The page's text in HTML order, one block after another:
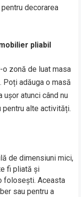
decorarea
pliabil
zonă de luat masa
adăuga o masă
atunci când nu
alte activități.
de dimensiuni mici,
fi pliată și
folosești. Aceasta
sau pentru a